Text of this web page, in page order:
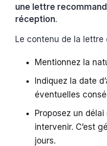
une lettre
réception.
Le contenu de la
Mentionnez la
Indiquez la date
éventuelles
Proposez un
intervenir. C’est
jours.